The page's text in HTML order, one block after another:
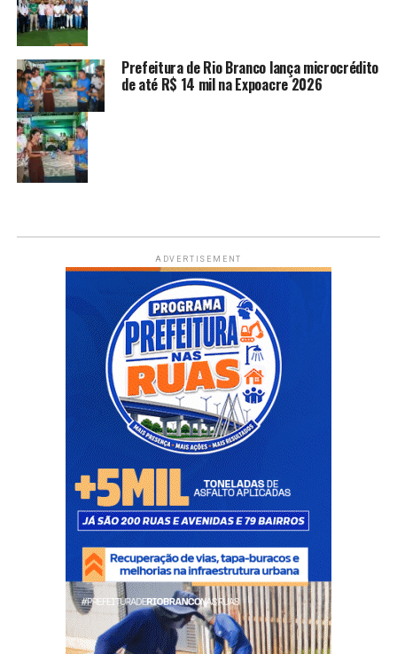
Prefeitura de Rio Branco lança microcrédito
de até R$ 14 mil na Expoacre 2026
ADVERTISEMENT